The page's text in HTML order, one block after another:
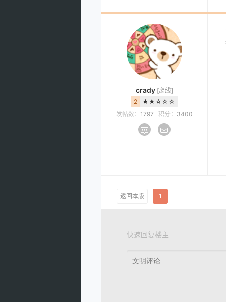
crady [离线]
2
★★☆☆☆
发帖数： 1797 积分： 3400
返回本版 1
快速回复楼主